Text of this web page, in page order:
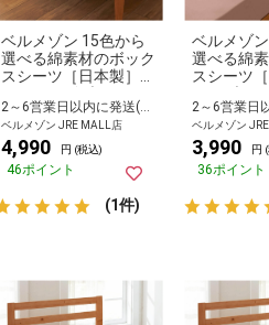
ベルメゾン 15色から
選べる綿素材のボック
スシーツ［日本製］
イドダブル
2～6営業日以内に発送(長期休暇除く)
ベルメゾン JRE MALL店
4,990 円 (税込)
46ポイント
(1件)
ベルメゾ
選べる綿
スシーツ［
ダブル
ベルメゾン
3,990 円
36ポイント